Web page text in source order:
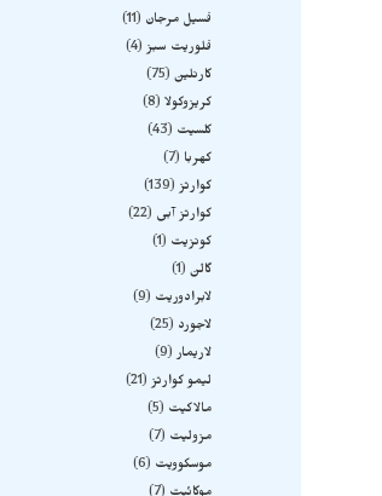
فسیل مرجان
11
فلوریت سبز 4
کارنلین 75
کریزوکولا 8
کلسیت
43
کهربا
7
کوارتز 139
کوارتز آبی
22
کونزیت
1
گالن 1
لابرادوریت
9
لاجورد
25
لاریمار 9
لیمو کوارتز 21
مالاکیت
5
مزولیت
7
موسکوویت
6